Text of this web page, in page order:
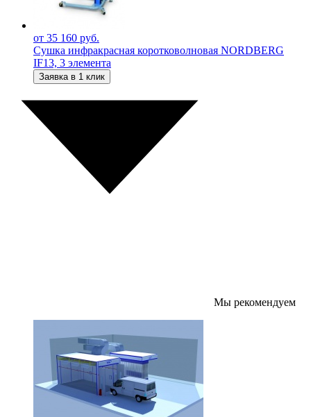
от 35 160 руб.
Сушка инфракрасная коротковолновая NORDBERG
IF13, 3 элемента
Заявка в 1 клик
Мы рекомендуем